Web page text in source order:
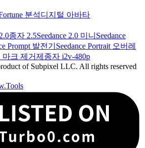
분석디지털 아바타
종자 2.5Seedance 2.0 미니 Seedance
Prompt 발전기 Seedance Portrait 오버레
마크 제거제 종자 i2v-480p
of Subpixel LLC. All rights reserved